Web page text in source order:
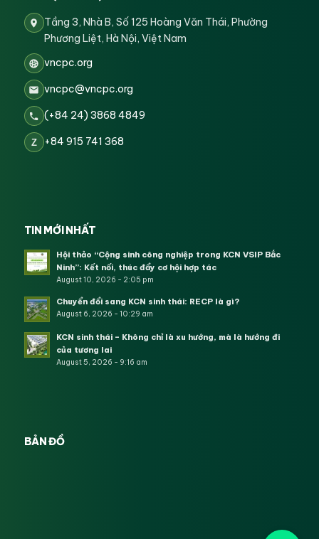
Tầng 3, Nhà B, Số 125 Hoàng Văn Thái, Phường
Phương Liệt, Hà Nội, Việt Nam
vncpc.org
vncpc@vncpc.org
(+84 24) 3868 4849
Z +84 915 741 368
TIN MỚI NHẤT
Hội thảo “Cộng sinh công nghiệp trong KCN VSIP Bắc
Ninh”: Kết nối, thúc đẩy cơ hội hợp tác
August 10, 2026 - 2:05 pm
Chuyển đổi sang KCN sinh thái: RECP là gì?
August 6, 2026 - 10:29 am
KCN sinh thái – Không chỉ là xu hướng, mà là hướng đi
của tương lai
August 5, 2026 - 9:16 am
BẢN ĐỒ